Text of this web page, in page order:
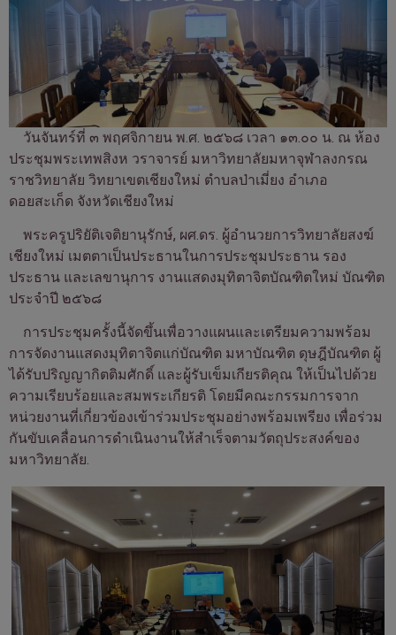
วันจันทร์ที่ ๓ พฤศจิกายน พ.ศ. ๒๕๖๘ เวลา ๑๓.๐๐ น. ณ ห้อง
ประชุมพระเทพสิงห วราจารย์ มหาวิทยาลัยมหาจุฬาลงกรณ
ราชวิทยาลัย วิทยาเขตเชียงใหม่ ตำบลป่าเมี่ยง อำเภอ
ดอยสะเก็ด จังหวัดเชียงใหม่
พระครูปริยัติเจติยานุรักษ์, ผศ.ดร. ผู้อำนวยการวิทยาลัยสงฆ์
เชียงใหม่ เมตตาเป็นประธานในการประชุมประธาน รอง
ประธาน และเลขานุการ งานแสดงมุทิตาจิตบัณฑิตใหม่ บัณฑิต
ประจำปี ๒๕๖๘
การประชุมครั้งนี้จัดขึ้นเพื่อวางแผนและเตรียมความพร้อม
การจัดงานแสดงมุทิตาจิตแก่บัณฑิต มหาบัณฑิต ดุษฎีบัณฑิต ผู้
ได้รับปริญญากิตติมศักดิ์ และผู้รับเข็มเกียรติคุณ ให้เป็นไปด้วย
ความเรียบร้อยและสมพระเกียรติ โดยมีคณะกรรมการจาก
หน่วยงานที่เกี่ยวข้องเข้าร่วมประชุมอย่างพร้อมเพรียง เพื่อร่วม
กันขับเคลื่อนการดำเนินงานให้สำเร็จตามวัตถุประสงค์ของ
มหาวิทยาลัย.